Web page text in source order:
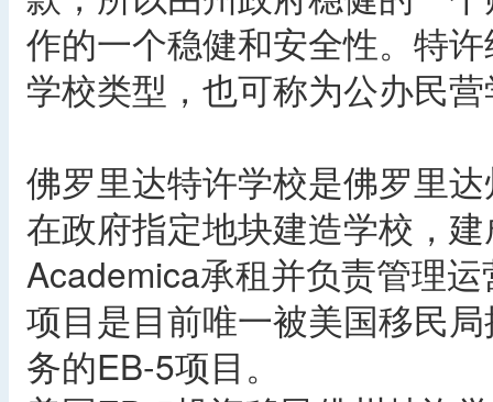
作的一个稳健和安全性。特
学校类型，也可称为公办民
佛罗里达特许学校是佛罗里
在政府指定地块建造学校，
Academica承租并负责管理
项目是目前唯一被美国移民
务的EB-5项目。